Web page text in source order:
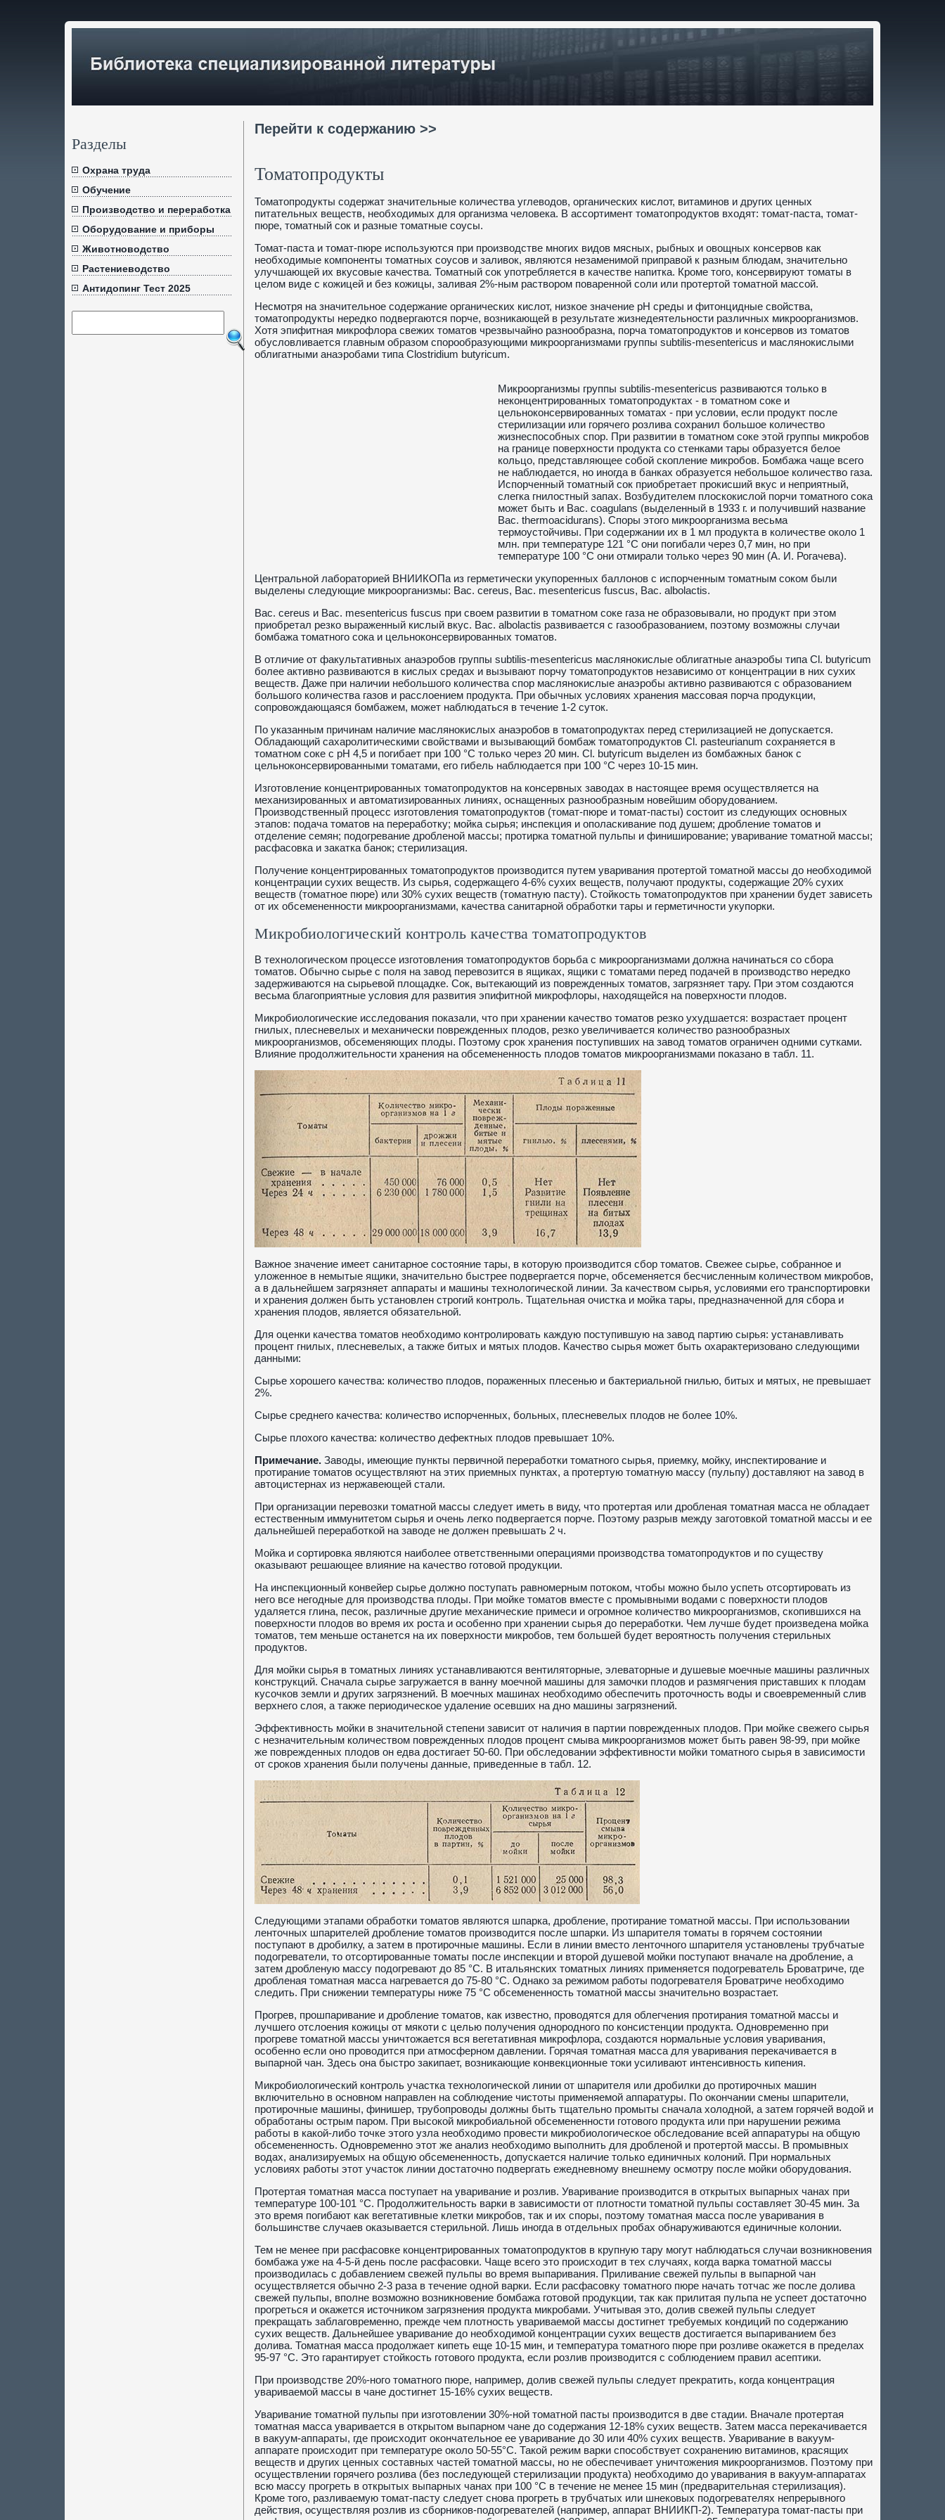
Перейти к содержанию >>
Томатопродукты
Томатопродукты содержат значительные количества углеводов, органических кислот, витаминов и других ценных
питательных веществ, необходимых для организма человека. В ассортимент томатопродуктов входят: томат-паста, томат-
пюре, томатный сок и разные томатные соусы.
Томат-паста и томат-пюре используются при производстве многих видов мясных, рыбных и овощных консервов как
необходимые компоненты томатных соусов и заливок, являются незаменимой приправой к разным блюдам, значительно
улучшающей их вкусовые качества. Томатный сок употребляется в качестве напитка. Кроме того, консервируют томаты в
целом виде с кожицей и без кожицы, заливая 2%-ным раствором поваренной соли или протертой томатной массой.
Несмотря на значительное содержание органических кислот, низкое значение pH среды и фитонцидные свойства,
томатопродукты нередко подвергаются порче, возникающей в результате жизнедеятельности различных микроорганизмов.
Хотя эпифитная микрофлора свежих томатов чрезвычайно разнообразна, порча томатопродуктов и консервов из томатов
обусловливается главным образом спорообразующими микроорганизмами группы subtilis-mesentericus и маслянокислыми
облигатными анаэробами типа Clostridium butyricum.
Микроорганизмы группы subtilis-mesentericus развиваются только в
неконцентрированных томатопродуктах - в томатном соке и
цельноконсервированных томатах - при условии, если продукт после
стерилизации или горячего розлива сохранил большое количество
жизнеспособных спор. При развитии в томатном соке этой группы микробов
на границе поверхности продукта со стенками тары образуется белое
кольцо, представляющее собой скопление микробов. Бомбажа чаще всего
не наблюдается, но иногда в банках образуется небольшое количество газа.
Испорченный томатный сок приобретает прокисший вкус и неприятный,
слегка гнилостный запах. Возбудителем плоскокислой порчи томатного сока
может быть и Bac. coagulans (выделенный в 1933 г. и получивший название
Bac. thermoacidurans). Споры этого микроорганизма весьма
термоустойчивы. При содержании их в 1 мл продукта в количестве около 1
млн. при температуре 121 °С они погибали через 0,7 мин, но при
температуре 100 °С они отмирали только через 90 мин (А. И. Рогачева).
Центральной лабораторией ВНИИКОПа из герметически укупоренных баллонов с испорченным томатным соком были
выделены следующие микроорганизмы: Bac. cereus, Bac. mesentericus fuscus, Bac. albolactis.
Bac. cereus и Bac. mesentericus fuscus при своем развитии в томатном соке газа не образовывали, но продукт при этом
приобретал резко выраженный кислый вкус. Bac. albolactis развивается с газообразованием, поэтому возможны случаи
бомбажа томатного сока и цельноконсервированных томатов.
В отличие от факультативных анаэробов группы subtilis-mesentericus маслянокислые облигатные анаэробы типа Cl. butyricum
более активно развиваются в кислых средах и вызывают порчу томатопродуктов независимо от концентрации в них сухих
веществ. Даже при наличии небольшого количества спор маслянокислые анаэробы активно развиваются с образованием
большого количества газов и расслоением продукта. При обычных условиях хранения массовая порча продукции,
сопровождающаяся бомбажем, может наблюдаться в течение 1-2 суток.
По указанным причинам наличие маслянокислых анаэробов в томатопродуктах перед стерилизацией не допускается.
Обладающий сахаролитическими свойствами и вызывающий бомбаж томатопродуктов Cl. pasteurianum сохраняется в
томатном соке с pH 4,5 и погибает при 100 °С только через 20 мин. Cl. butyricum выделен из бомбажных банок с
цельноконсервированными томатами, его гибель наблюдается при 100 °С через 10-15 мин.
Изготовление концентрированных томатопродуктов на консервных заводах в настоящее время осуществляется на
механизированных и автоматизированных линиях, оснащенных разнообразным новейшим оборудованием.
Производственный процесс изготовления томатопродуктов (томат-пюре и томат-пасты) состоит из следующих основных
этапов: подача томатов на переработку; мойка сырья; инспекция и ополаскивание под душем; дробление томатов и
отделение семян; подогревание дробленой массы; протирка томатной пульпы и финиширование; уваривание томатной массы;
расфасовка и закатка банок; стерилизация.
Получение концентрированных томатопродуктов производится путем уваривания протертой томатной массы до необходимой
концентрации сухих веществ. Из сырья, содержащего 4-6% сухих веществ, получают продукты, содержащие 20% сухих
веществ (томатное пюре) или 30% сухих веществ (томатную пасту). Стойкость томатопродуктов при хранении будет зависеть
от их обсемененности микроорганизмами, качества санитарной обработки тары и герметичности укупорки.
Микробиологический контроль качества томатопродуктов
В технологическом процессе изготовления томатопродуктов борьба с микроорганизмами должна начинаться со сбора
томатов. Обычно сырье с поля на завод перевозится в ящиках, ящики с томатами перед подачей в производство нередко
задерживаются на сырьевой площадке. Сок, вытекающий из поврежденных томатов, загрязняет тару. При этом создаются
весьма благоприятные условия для развития эпифитной микрофлоры, находящейся на поверхности плодов.
Микробиологические исследования показали, что при хранении качество томатов резко ухудшается: возрастает процент
гнилых, плесневелых и механически поврежденных плодов, резко увеличивается количество разнообразных
микроорганизмов, обсеменяющих плоды. Поэтому срок хранения поступивших на завод томатов ограничен одними сутками.
Влияние продолжительности хранения на обсемененность плодов томатов микроорганизмами показано в табл. 11.
Важное значение имеет санитарное состояние тары, в которую производится сбор томатов. Свежее сырье, собранное и
уложенное в немытые ящики, значительно быстрее подвергается порче, обсеменяется бесчисленным количеством микробов,
а в дальнейшем загрязняет аппараты и машины технологической линии. За качеством сырья, условиями его транспортировки
и хранения должен быть установлен строгий контроль. Тщательная очистка и мойка тары, предназначенной для сбора и
хранения плодов, является обязательной.
Для оценки качества томатов необходимо контролировать каждую поступившую на завод партию сырья: устанавливать
процент гнилых, плесневелых, а также битых и мятых плодов. Качество сырья может быть охарактеризовано следующими
данными:
Сырье хорошего качества: количество плодов, пораженных плесенью и бактериальной гнилью, битых и мятых, не превышает
2%.
Сырье среднего качества: количество испорченных, больных, плесневелых плодов не более 10%.
Сырье плохого качества: количество дефектных плодов превышает 10%.
Примечание. Заводы, имеющие пункты первичной переработки томатного сырья, приемку, мойку, инспектирование и
протирание томатов осуществляют на этих приемных пунктах, а протертую томатную массу (пульпу) доставляют на завод в
автоцистернах из нержавеющей стали.
При организации перевозки томатной массы следует иметь в виду, что протертая или дробленая томатная масса не обладает
естественным иммунитетом сырья и очень легко подвергается порче. Поэтому разрыв между заготовкой томатной массы и ее
дальнейшей переработкой на заводе не должен превышать 2 ч.
Мойка и сортировка являются наиболее ответственными операциями производства томатопродуктов и по существу
оказывают решающее влияние на качество готовой продукции.
На инспекционный конвейер сырье должно поступать равномерным потоком, чтобы можно было успеть отсортировать из
него все негодные для производства плоды. При мойке томатов вместе с промывными водами с поверхности плодов
удаляется глина, песок, различные другие механические примеси и огромное количество микроорганизмов, скопившихся на
поверхности плодов во время их роста и особенно при хранении сырья до переработки. Чем лучше будет произведена мойка
томатов, тем меньше останется на их поверхности микробов, тем большей будет вероятность получения стерильных
продуктов.
Для мойки сырья в томатных линиях устанавливаются вентиляторные, элеваторные и душевые моечные машины различных
конструкций. Сначала сырье загружается в ванну моечной машины для замочки плодов и размягчения приставших к плодам
кусочков земли и других загрязнений. В моечных машинах необходимо обеспечить проточность воды и своевременный слив
верхнего слоя, а также периодическое удаление осевших на дно машины загрязнений.
Эффективность мойки в значительной степени зависит от наличия в партии поврежденных плодов. При мойке свежего сырья
с незначительным количеством поврежденных плодов процент смыва микроорганизмов может быть равен 98-99, при мойке
же поврежденных плодов он едва достигает 50-60. При обследовании эффективности мойки томатного сырья в зависимости
от сроков хранения были получены данные, приведенные в табл. 12.
Следующими этапами обработки томатов являются шпарка, дробление, протирание томатной массы. При использовании
ленточных шпарителей дробление томатов производится после шпарки. Из шпарителя томаты в горячем состоянии
поступают в дробилку, а затем в протирочные машины. Если в линии вместо ленточного шпарителя установлены трубчатые
подогреватели, то отсортированные томаты после инспекции и второй душевой мойки поступают вначале на дробление, а
затем дробленую массу подогревают до 85 °С. В итальянских томатных линиях применяется подогреватель Броватриче, где
дробленая томатная масса нагревается до 75-80 °С. Однако за режимом работы подогревателя Броватриче необходимо
следить. При снижении температуры ниже 75 °С обсемененность томатной массы значительно возрастает.
Прогрев, прошпаривание и дробление томатов, как известно, проводятся для облегчения протирания томатной массы и
лучшего отслоения кожицы от мякоти с целью получения однородного по консистенции продукта. Одновременно при
прогреве томатной массы уничтожается вся вегетативная микрофлора, создаются нормальные условия уваривания,
особенно если оно проводится при атмосферном давлении. Горячая томатная масса для уваривания перекачивается в
выпарной чан. Здесь она быстро закипает, возникающие конвекционные токи усиливают интенсивность кипения.
Микробиологический контроль участка технологической линии от шпарителя или дробилки до протирочных машин
включительно в основном направлен на соблюдение чистоты применяемой аппаратуры. По окончании смены шпарители,
протирочные машины, финишер, трубопроводы должны быть тщательно промыты сначала холодной, а затем горячей водой и
обработаны острым паром. При высокой микробиальной обсемененности готового продукта или при нарушении режима
работы в какой-либо точке этого узла необходимо провести микробиологическое обследование всей аппаратуры на общую
обсемененность. Одновременно этот же анализ необходимо выполнить для дробленой и протертой массы. В промывных
водах, анализируемых на общую обсемененность, допускается наличие только единичных колоний. При нормальных
условиях работы этот участок линии достаточно подвергать ежедневному внешнему осмотру после мойки оборудования.
Протертая томатная масса поступает на уваривание и розлив. Уваривание производится в открытых выпарных чанах при
температуре 100-101 °С. Продолжительность варки в зависимости от плотности томатной пульпы составляет 30-45 мин. За
это время погибают как вегетативные клетки микробов, так и их споры, поэтому томатная масса после уваривания в
большинстве случаев оказывается стерильной. Лишь иногда в отдельных пробах обнаруживаются единичные колонии.
Тем не менее при расфасовке концентрированных томатопродуктов в крупную тару могут наблюдаться случаи возникновения
бомбажа уже на 4-5-й день после расфасовки. Чаще всего это происходит в тех случаях, когда варка томатной массы
производилась с добавлением свежей пульпы во время выпаривания. Приливание свежей пульпы в выпарной чан
осуществляется обычно 2-3 раза в течение одной варки. Если расфасовку томатного пюре начать тотчас же после долива
свежей пульпы, вполне возможно возникновение бомбажа готовой продукции, так как прилитая пульпа не успеет достаточно
прогреться и окажется источником загрязнения продукта микробами. Учитывая это, долив свежей пульпы следует
прекращать заблаговременно, прежде чем плотность увариваемой массы достигнет требуемых кондиций по содержанию
сухих веществ. Дальнейшее уваривание до необходимой концентрации сухих веществ достигается выпариванием без
долива. Томатная масса продолжает кипеть еще 10-15 мин, и температура томатного пюре при розливе окажется в пределах
95-97 °С. Это гарантирует стойкость готового продукта, если розлив производится с соблюдением правил асептики.
При производстве 20%-ного томатного пюре, например, долив свежей пульпы следует прекратить, когда концентрация
увариваемой массы в чане достигнет 15-16% сухих веществ.
Уваривание томатной пульпы при изготовлении 30%-ной томатной пасты производится в две стадии. Вначале протертая
томатная масса уваривается в открытом выпарном чане до содержания 12-18% сухих веществ. Затем масса перекачивается
в вакуум-аппараты, где происходит окончательное ее уваривание до 30 или 40% сухих веществ. Уваривание в вакуум-
аппарате происходит при температуре около 50-55°С. Такой режим варки способствует сохранению витаминов, красящих
веществ и других ценных составных частей томатной массы, но не обеспечивает уничтожения микроорганизмов. Поэтому при
осуществлении горячего розлива (без последующей стерилизации продукта) необходимо до уваривания в вакуум-аппаратах
всю массу прогреть в открытых выпарных чанах при 100 °С в течение не менее 15 мин (предварительная стерилизация).
Кроме того, разливаемую томат-пасту следует снова прогреть в трубчатых или шнековых подогревателях непрерывного
действия, осуществляя розлив из сборников-подогревателей (например, аппарат ВНИИКП-2). Температура томат-пасты при
Разделы
Охрана труда
Обучение
Производство и переработка
Оборудование и приборы
Животноводство
Растениеводство
Антидопинг Тест 2025